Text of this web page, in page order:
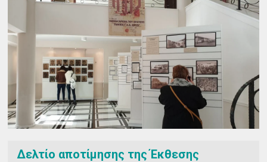
Δελτίο αποτίμησης της Έκθεσης